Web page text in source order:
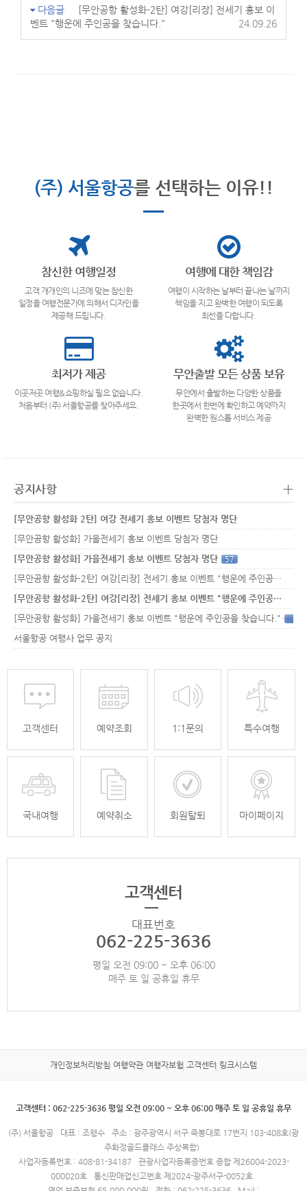
다음글
[무안공항 활성화-2탄] 여강[리장] 전세기 홍보 이
벤트 "행운에 주인공을 찾습니다."
24.09.26
(주) 서울항공를 선택하는 이유!!
참신한 여행일정
고객 개개인의 니즈에 맞는 참신한
일정을 여행전문가에 의해서 디자인을
제공해 드립니다.
여행에 대한 책임감
여행이 시작하는 날부터 끝나는 날까지
책임을 지고 완벽한 여행이 되도록
최선을 다합니다.
최저가 제공
이곳저곳 여행&쇼핑하실 필요 없습니다.
처음부터 (주) 서울항공를 찾아주세요.
무안출발 모든 상품 보유
무안에서 출발하는 다양한 상품을
한곳에서 한번에 확인하고 예약까지
완벽한 원스톱 서비스 제공
공지사항 +
[무안공항 활성화 2탄] 여강 전세기 홍보 이벤트 당첨자 명단
[무안공항 활성화] 가을전세기 홍보 이벤트 당첨자 명단
[무안공항 활성화] 가을전세기 홍보 이벤트 당첨자 명단
57
[무안공항 활성화-2탄] 여강[리장] 전세기 홍보 이벤트 "행운에 주인공…
[무안공항 활성화-2탄] 여강[리장] 전세기 홍보 이벤트 "행운에 주인공…
[무안공항 활성화] 가을전세기 홍보 이벤트 "행운에 주인공을 찾습니다."33
서울항공 여행사 업무 공지
고객센터 예약조회 1:1문의 특수여행
국내여행 예약취소 회원탈퇴 마이페이지
고객센터
대표번호
062-225-3636
평일 오전 09:00 ~ 오후 06:00
매주 토 일 공휴일 휴무
개인정보처리방침 여행약관 여행자보험 고객센터 링크시스템
고객센터 : 062-225-3636 평일 오전 09:00 ~ 오후 06:00 매주 토 일 공휴일 휴무
(주) 서울항공 대표 : 조행수
주소 : 광주광역시 서구 죽봉대로 17번지 103-408호(광
주화정골드클래스 주상복합)
사업자등록번호 : 408-81-34187
관광사업자등록증번호 종합 제26004-2023-
000020호
통신판매업신고번호 제2024-광주서구-0052호